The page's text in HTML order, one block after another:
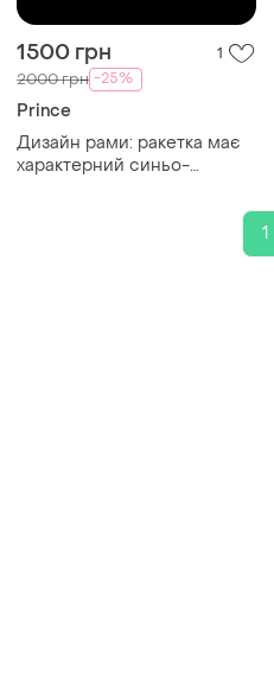
1500 грн 1
2000 грн -25%
Prince
Дизайн рами: ракетка має
характерний синьо-
колір металевого відтінку з
1